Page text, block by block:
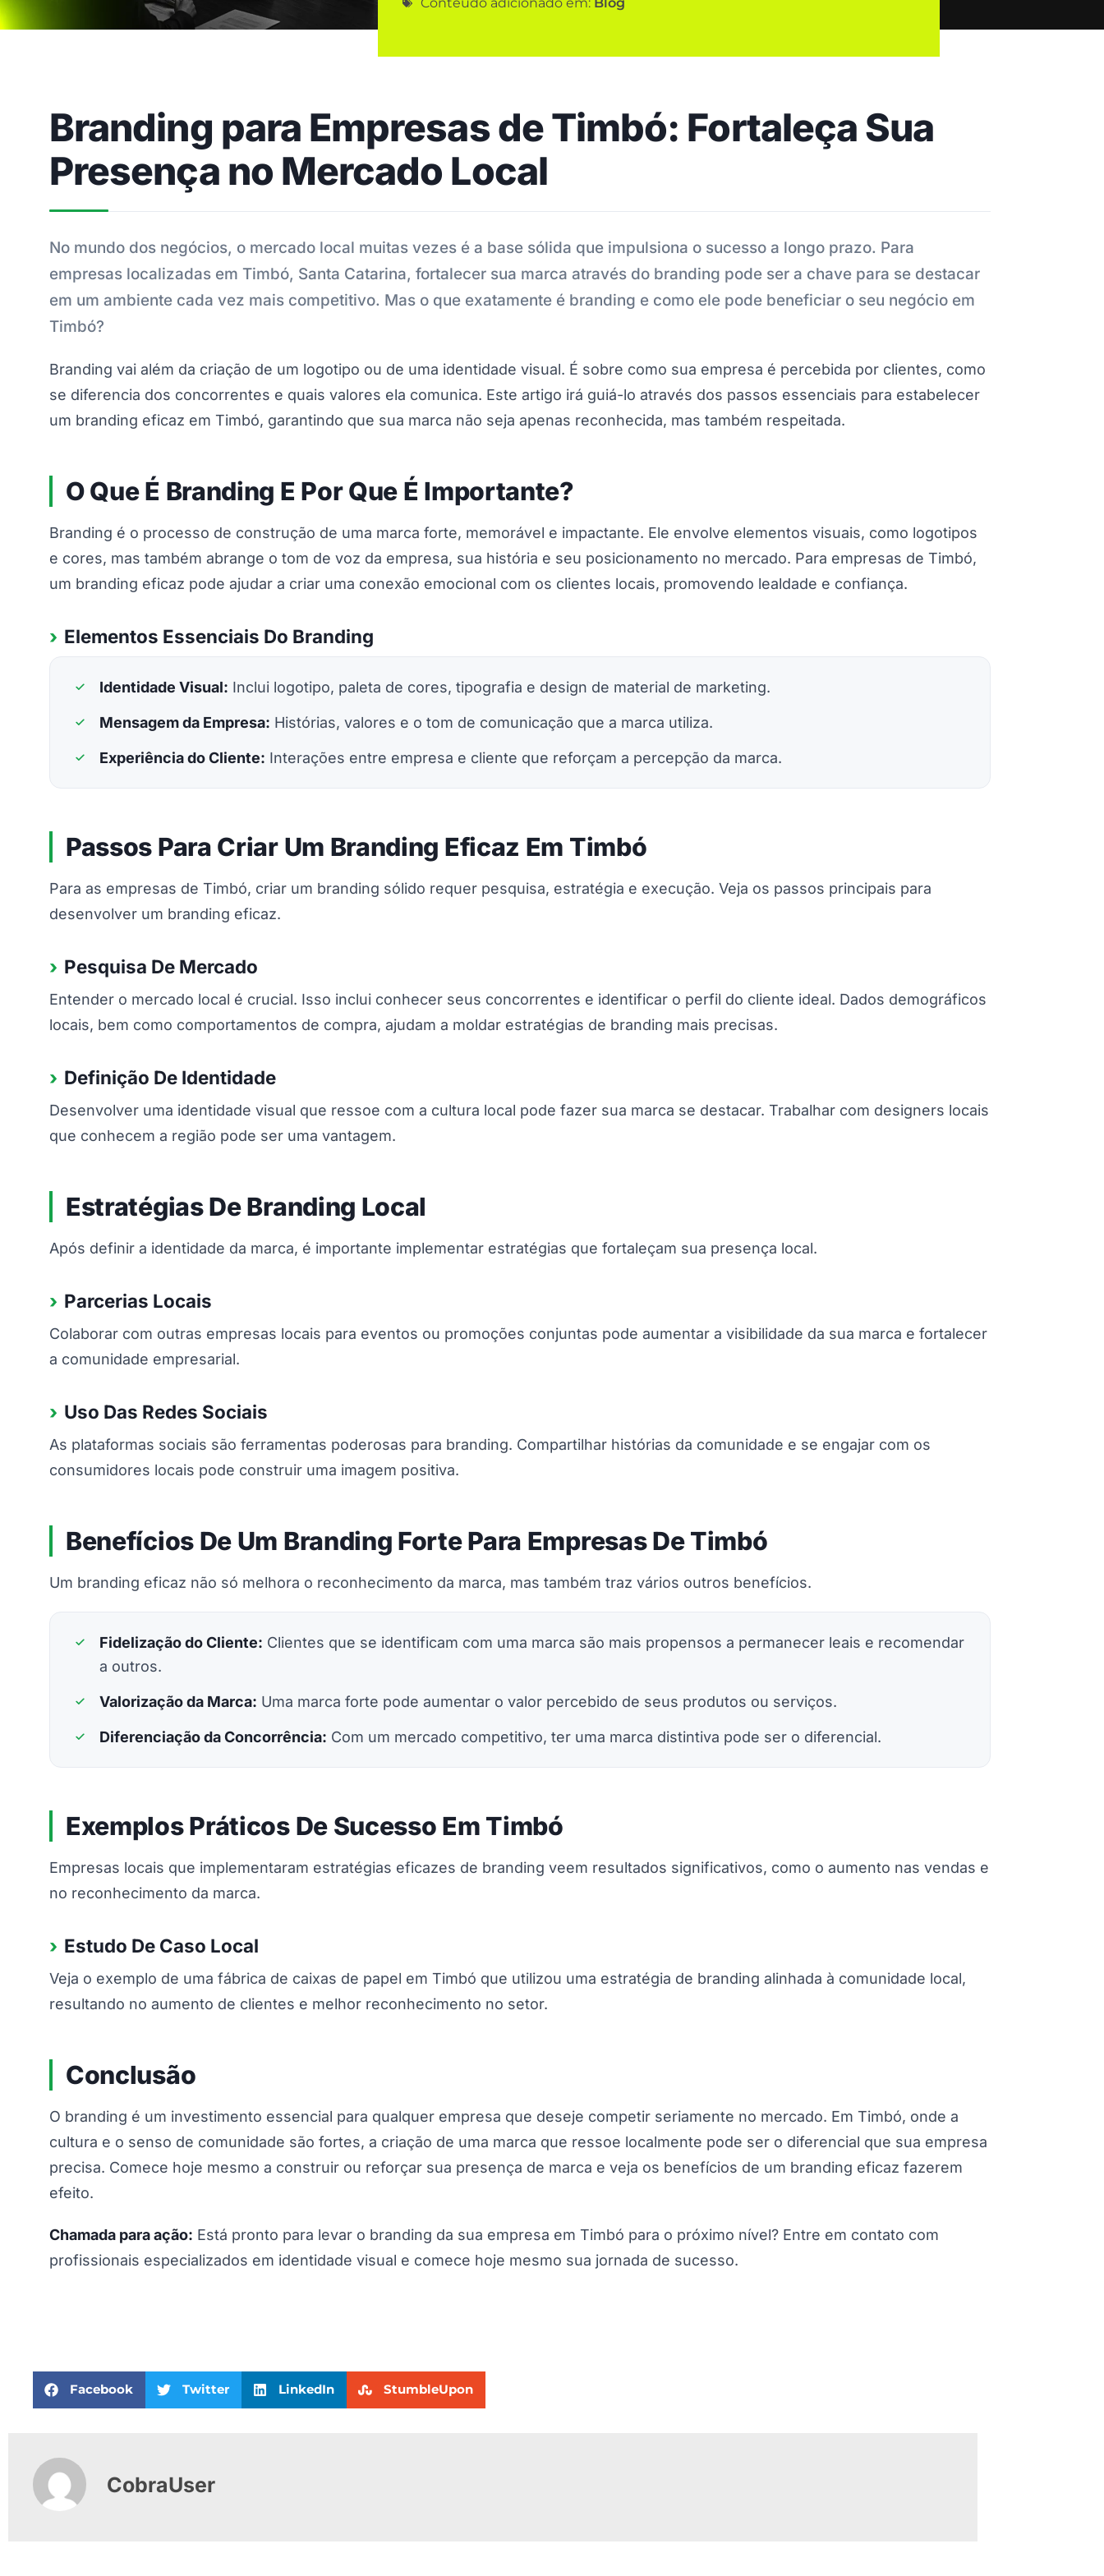
Branding para Empresas de Timbó: Fortaleça Sua
Presença no Mercado Local
No mundo dos negócios, o mercado local muitas vezes é a base sólida que impulsiona o sucesso a longo prazo. Para
empresas localizadas em Timbó, Santa Catarina, fortalecer sua marca através do branding pode ser a chave para se destacar
em um ambiente cada vez mais competitivo. Mas o que exatamente é branding e como ele pode beneficiar o seu negócio em
Timbó?
Branding vai além da criação de um logotipo ou de uma identidade visual. É sobre como sua empresa é percebida por clientes, como
se diferencia dos concorrentes e quais valores ela comunica. Este artigo irá guiá-lo através dos passos essenciais para estabelecer
um branding eficaz em Timbó, garantindo que sua marca não seja apenas reconhecida, mas também respeitada.
O Que É Branding E Por Que É Importante?
Branding é o processo de construção de uma marca forte, memorável e impactante. Ele envolve elementos visuais, como logotipos
e cores, mas também abrange o tom de voz da empresa, sua história e seu posicionamento no mercado. Para empresas de Timbó,
um branding eficaz pode ajudar a criar uma conexão emocional com os clientes locais, promovendo lealdade e confiança.
Elementos Essenciais Do Branding
Identidade Visual: Inclui logotipo, paleta de cores, tipografia e design de material de marketing.
Mensagem da Empresa: Histórias, valores e o tom de comunicação que a marca utiliza.
Experiência do Cliente: Interações entre empresa e cliente que reforçam a percepção da marca.
Passos Para Criar Um Branding Eficaz Em Timbó
Para as empresas de Timbó, criar um branding sólido requer pesquisa, estratégia e execução. Veja os passos principais para
desenvolver um branding eficaz.
Pesquisa De Mercado
Entender o mercado local é crucial. Isso inclui conhecer seus concorrentes e identificar o perfil do cliente ideal. Dados demográficos
locais, bem como comportamentos de compra, ajudam a moldar estratégias de branding mais precisas.
Definição De Identidade
Desenvolver uma identidade visual que ressoe com a cultura local pode fazer sua marca se destacar. Trabalhar com designers locais
que conhecem a região pode ser uma vantagem.
Estratégias De Branding Local
Após definir a identidade da marca, é importante implementar estratégias que fortaleçam sua presença local.
Parcerias Locais
Colaborar com outras empresas locais para eventos ou promoções conjuntas pode aumentar a visibilidade da sua marca e fortalecer
a comunidade empresarial.
Uso Das Redes Sociais
As plataformas sociais são ferramentas poderosas para branding. Compartilhar histórias da comunidade e se engajar com os
consumidores locais pode construir uma imagem positiva.
Benefícios De Um Branding Forte Para Empresas De Timbó
Um branding eficaz não só melhora o reconhecimento da marca, mas também traz vários outros benefícios.
Fidelização do Cliente: Clientes que se identificam com uma marca são mais propensos a permanecer leais e recomendar
a outros.
Valorização da Marca: Uma marca forte pode aumentar o valor percebido de seus produtos ou serviços.
Diferenciação da Concorrência: Com um mercado competitivo, ter uma marca distintiva pode ser o diferencial.
Exemplos Práticos De Sucesso Em Timbó
Empresas locais que implementaram estratégias eficazes de branding veem resultados significativos, como o aumento nas vendas e
no reconhecimento da marca.
Estudo De Caso Local
Veja o exemplo de uma fábrica de caixas de papel em Timbó que utilizou uma estratégia de branding alinhada à comunidade local,
resultando no aumento de clientes e melhor reconhecimento no setor.
Conclusão
O branding é um investimento essencial para qualquer empresa que deseje competir seriamente no mercado. Em Timbó, onde a
cultura e o senso de comunidade são fortes, a criação de uma marca que ressoe localmente pode ser o diferencial que sua empresa
precisa. Comece hoje mesmo a construir ou reforçar sua presença de marca e veja os benefícios de um branding eficaz fazerem
efeito.
Chamada para ação: Está pronto para levar o branding da sua empresa em Timbó para o próximo nível? Entre em contato com
profissionais especializados em identidade visual e comece hoje mesmo sua jornada de sucesso.
Facebook Twitter LinkedIn StumbleUpon
CobraUser